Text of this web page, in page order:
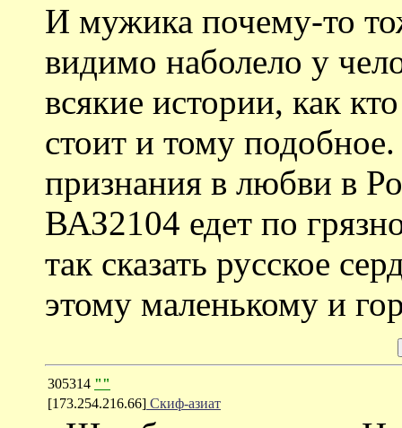
И мужика почему-то
видимо наболело у
всякие истории, как
стоит и тому
признания в любви в
ВАЗ2104 едет по
так сказать русское
этому маленькому и
305314 ""
[173.254.216.66] Скиф-азиат